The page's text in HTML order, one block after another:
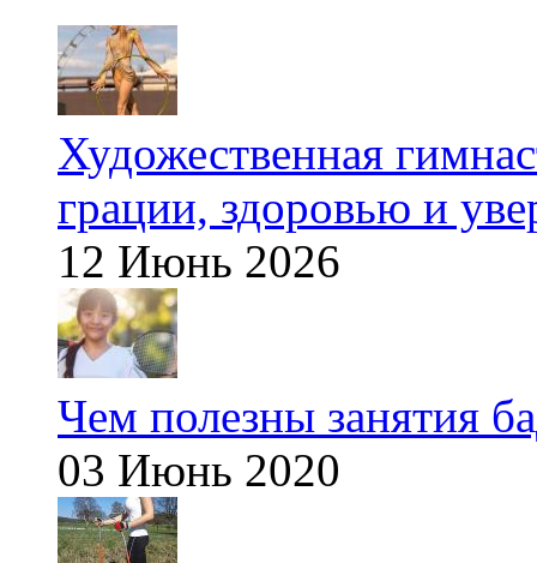
Художественная
грации, здоровью и
12 Июнь 2026
Чем полезны занятия
03 Июнь 2020